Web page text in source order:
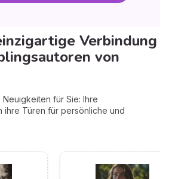
Verbindung
von
für Sie: Ihre
ihre Türen für persönliche und